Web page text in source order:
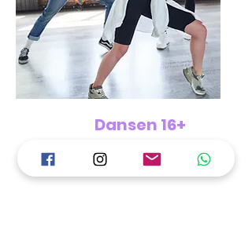
Dansen 16+
€ 31,00